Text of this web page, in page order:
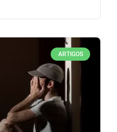
ARTIGOS